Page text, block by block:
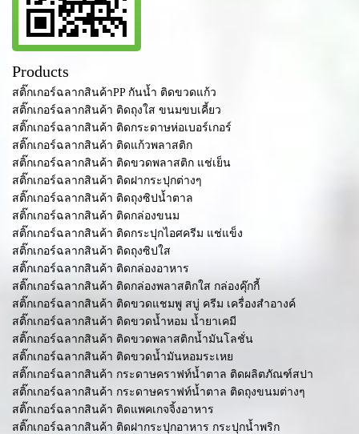
Products
สติ๊กเกอร์ฉลากสินค้าPP กันน้ำ ติดขวดแก้ว
สติ๊กเกอร์ฉลากสินค้า ติดถุงใส ขนมขบเคี้ยว
สติ๊กเกอร์ฉลากสินค้า ติดกระดาษห่อเบอร์เกอร์
สติ๊กเกอร์ฉลากสินค้า ติดแก้วพลาสติก
สติ๊กเกอร์ฉลากสินค้า ติดขวดพลาสติก แช่เย็น
สติ๊กเกอร์ฉลากสินค้า ติดฝากระปุกต่างๆ
สติ๊กเกอร์ฉลากสินค้า ติดถุงซิปน้ำตาล
สติ๊กเกอร์ฉลากสินค้า ติดกล่องขนม
สติ๊กเกอร์ฉลากสินค้า ติดกระปุกไอศครีม แช่แข็ง
สติ๊กเกอร์ฉลากสินค้า ติดถุงซิปใส
สติ๊กเกอร์ฉลากสินค้า ติดกล่องอาหาร
สติ๊กเกอร์ฉลากสินค้า ติดกล่องพลาสติกใส กล่องคุ๊กกี้
สติ๊กเกอร์ฉลากสินค้า ติดขวดแชมพู สบู่ ครีม เครื่องสำอางค์
สติ๊กเกอร์ฉลากสินค้า ติดขวดน้ำหอม น้ำยาเคมี
สติ๊กเกอร์ฉลากสินค้า ติดขวดพลาสติกน้ำมันโลชั่น
สติ๊กเกอร์ฉลากสินค้า ติดขวดน้ำมันหอมระเหย
สติ๊กเกอร์ฉลากสินค้า กระดาษคราฟท์น้ำตาล ติดผลิตภัณฑ์สปา
สติ๊กเกอร์ฉลากสินค้า กระดาษคราฟท์น้ำตาล ติดถุงขนมต่างๆ
สติ๊กเกอร์ฉลากสินค้า ติดแพคเกจจิ้งอาหาร
สติ๊กเกอร์ฉลากสินค้า ติดฝากระปุกอาหาร กระปุกน้ำพริก